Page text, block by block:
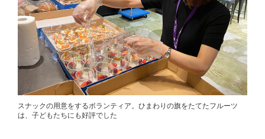
スナックの用意をするボランティア。ひまわりの旗をたてたフルーツ
は、子どもたちにも好評でした